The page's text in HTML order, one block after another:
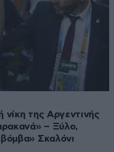
νίκη της Αργεντινής
– Ξύλο,
Σκαλόνι